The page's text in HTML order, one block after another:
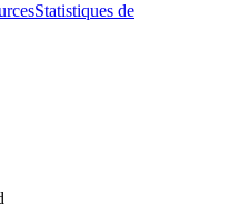
Statistiques de